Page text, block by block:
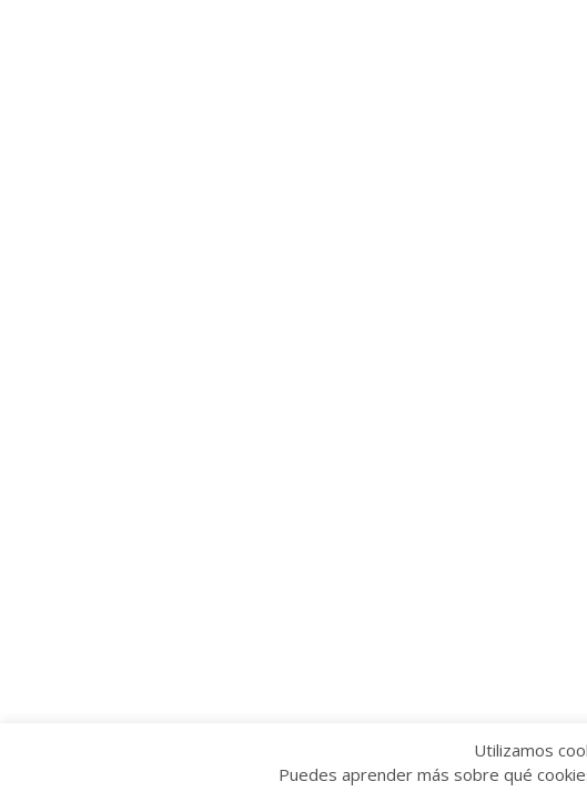
Utilizamos
Puedes aprender más sobre qué